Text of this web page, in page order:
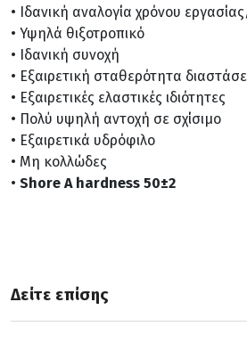
Ιδανική αναλογία χρόνου
Υψηλά θιξοτροπικό
Ιδανική συνοχή
Εξαιρετική σταθερότητα
Εξαιρετικές ελαστικές ιδιότητες
Πολύ υψηλή αντοχή σε σχίσιμο
Εξαιρετικά υδρόφιλο
Μη κολλώδες
Shore A hardness 50±2
Δείτε επίσης